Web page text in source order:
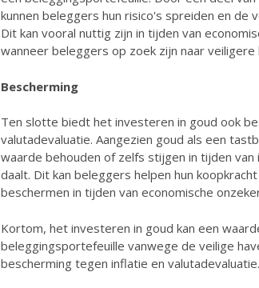
kunnen beleggers hun risico's spreiden en
Dit kan vooral nuttig zijn in tijden van
wanneer beleggers op zoek zijn naar veiligere
Bescherming
Ten slotte biedt het investeren in goud ook
valutadevaluatie. Aangezien goud als een
waarde behouden of zelfs stijgen in tijden
daalt. Dit kan beleggers helpen hun
beschermen in tijden van economische
Kortom, het investeren in goud kan een
beleggingsportefeuille vanwege de veilige
bescherming tegen inflatie en valutadevaluatie.